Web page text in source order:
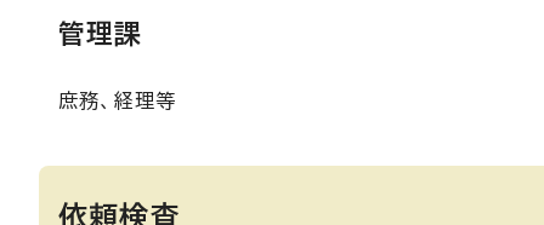
管理課
庶務、経理等
依頼検査